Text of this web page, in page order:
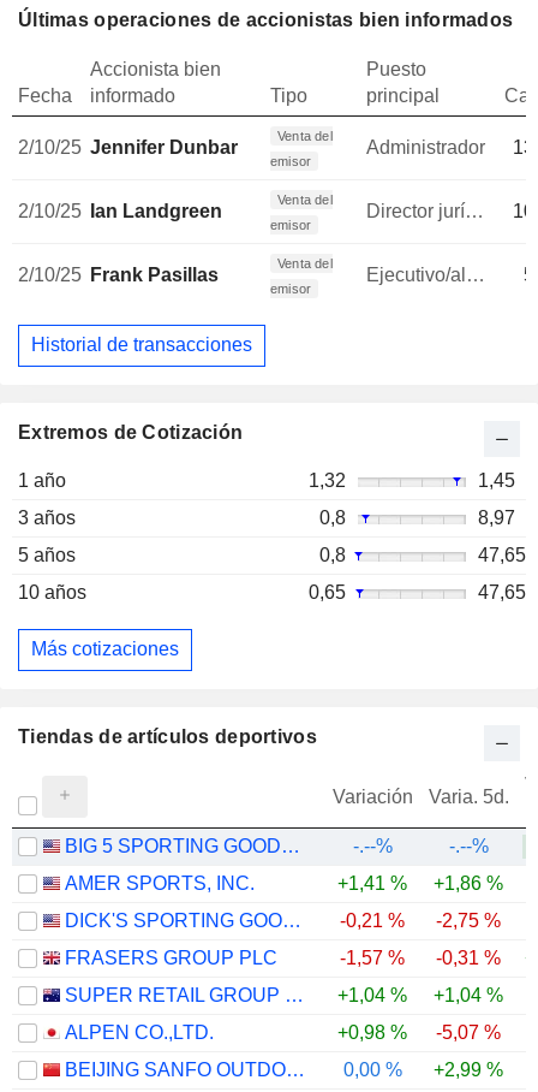
Extremos de Cotización
1 año 1,32
1,45
3 años
0,8
8,97
5 años
0,8
47,65
10 años
0,65 47,65
Más cotizaciones
Últimas operaciones de accionistas bien informados
Fecha
Accionista bien
informado
Tipo
Puesto
principal
2/10/25 Jennifer Dunbar
Venta del
emisor
Administrador
2/10/25 Ian Landgreen
Venta del
emisor
Director jurídico
2/10/25 Frank Pasillas
Venta del
emisor
Ejecutivo/alto directivo
Historial de transacciones
Tiendas de artículos deportivos
Variación Varia. 5d.
BIG 5 SPORTING GOODS CORPORATION -.--% -.--%
AMER SPORTS, INC.
+1,41 % +1,86 %
DICK'S SPORTING GOODS, INC.
-0,21 % -2,75 %
FRASERS GROUP PLC
-1,57 % -0,31 %
SUPER RETAIL GROUP LIMITED
+1,04 % +1,04 %
ALPEN CO.,LTD.
+0,98 % -5,07 %
BEIJING SANFO OUTDOOR PRODUCTS CO., LTD
0,00 % +2,99 %